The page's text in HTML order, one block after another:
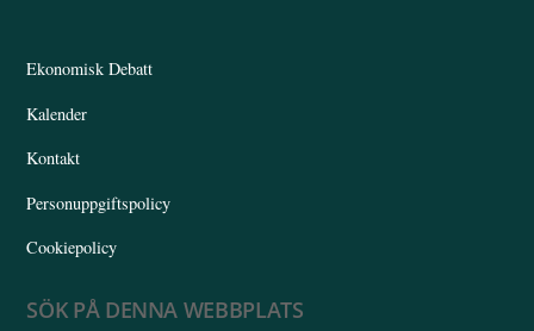
Ekonomisk Debatt
Kalender
Kontakt
Personuppgiftspolicy
Cookiepolicy
SÖK PÅ DENNA WEBBPLATS